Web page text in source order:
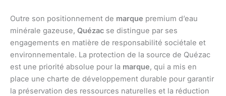
Outre son positionnement de marque premium d’eau
minérale gazeuse, Quézac se distingue par ses
engagements en matière de responsabilité sociétale et
environnementale. La protection de la source de Quézac
est une priorité absolue pour la marque, qui a mis en
place une charte de développement durable pour garantir
la préservation des ressources naturelles et la réduction